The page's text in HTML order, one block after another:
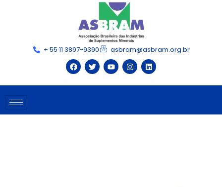
+ 55 11 3897-9390 asbram@asbram.org.br